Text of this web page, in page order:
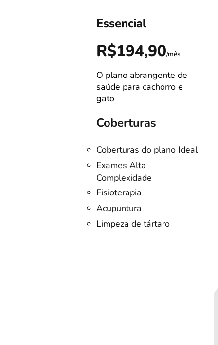
Essencial
R$194,90/mês
O plano abrangente de
saúde para cachorro e
gato
Coberturas
Coberturas do plano Ideal
Exames Alta
Complexidade
Fisioterapia
Acupuntura
Limpeza de tártaro